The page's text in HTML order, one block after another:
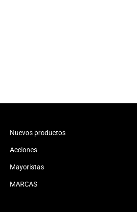
Nuevos productos
Acciones
Mayoristas
MARCAS